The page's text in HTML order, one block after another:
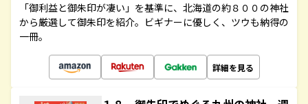
「御利益と御朱印が凄い」を基準に、北海道の約８００の神社
から厳選して御朱印を紹介。ビギナーに優しく、ツウも納得の
一冊。
詳細を見る